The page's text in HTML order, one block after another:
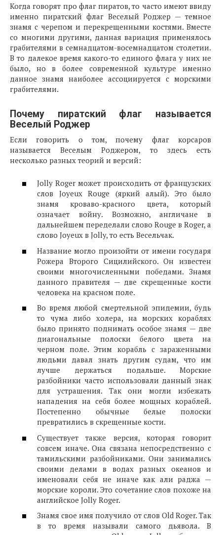
Когда говорят про флаг пиратов, то часто имеют ввиду
именно пиратский флаг Веселый Роджер — темное
знамя с черепом и перекрещенными костями. Вместе
со многими другими, данная вариация применялось
грабителями в семнадцатом-восемнадцатом столетии.
В то далекое время какого-то единого флага у них не
было, но в более современной культуре именно
данное знамя наиболее ассоциируется с морскими
грабителями.
Почему пиратский флаг называется
Веселый Роджер
Если говорить о том, почему флаг корсаров
называется Веселым Роджером, то здесь есть
несколько разных теорий и версий:
Jolly Roger может происходить от французских
слов Joyeux Rouge (яркий алый). Это было
знамя кроваво-красного цвета, который
означает войну. Возможно, англичане в
дальнейшем переделали слово Rouge в Roger, а
слово Joyeux в Jolly, то есть Весельчак.
Название могло произойти от имени государя
Рожера Второго Сицилийского. Он известен
своими многочисленными победами. Знамя
данного правителя — две скрещенные кости
человека на красном поле.
Во время любой смертельной эпидемии, будь
то чума либо холера, на морских кораблях
было принято поднимать особое знамя — две
диагональные полоски белого цвета на
черном поле. Этим корабль с зараженными
людьми давал знать другим судам, что им
лучше держаться подальше. Морские
разбойники часто использовали данный знак
для устрашения. Так они могли избежать
нападения на себя более мощных кораблей.
Постепенно обычные белые полоски
превратились в скрещенные кости.
Существует также версия, которая говорит
совсем иначе. Она связана непосредственно с
тамильскими разбойниками. Они занимались
своими делами в водах разных океанов и
именовали себя не иначе как али раджа —
морские короли. Это сочетание слов похоже на
английское Jolly Roger.
Знамя свое имя получило от слов Old Roger. Так
в то время называли самого дьявола. В